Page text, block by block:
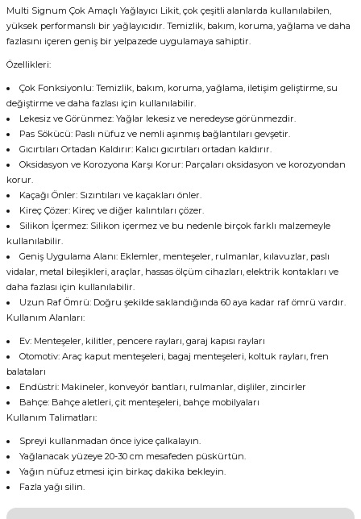
Multi Signum Çok Amaçlı Yağlayıcı Likit, çok çeşitli alanlarda kullanılabilen,
yüksek performanslı bir yağlayıcıdır. Temizlik, bakım, koruma, yağlama ve daha
fazlasını içeren geniş bir yelpazede uygulamaya sahiptir.
Özellikleri:
Çok Fonksiyonlu: Temizlik, bakım, koruma, yağlama, iletişim geliştirme, su
değiştirme ve daha fazlası için kullanılabilir.
Lekesiz ve Görünmez: Yağlar lekesiz ve neredeyse görünmezdir.
Pas Sökücü: Paslı nüfuz ve nemli aşınmış bağlantıları gevşetir.
Gıcırtıları Ortadan Kaldırır: Kalıcı gıcırtıları ortadan kaldırır.
Oksidasyon ve Korozyona Karşı Korur: Parçaları oksidasyon ve korozyondan
korur.
Kaçağı Önler: Sızıntıları ve kaçakları önler.
Kireç Çözer: Kireç ve diğer kalıntıları çözer.
Silikon İçermez: Silikon içermez ve bu nedenle birçok farklı malzemeyle
kullanılabilir.
Geniş Uygulama Alanı: Eklemler, menteşeler, rulmanlar, kılavuzlar, paslı
vidalar, metal bileşikleri, araçlar, hassas ölçüm cihazları, elektrik kontakları ve
daha fazlası için kullanılabilir.
Uzun Raf Ömrü: Doğru şekilde saklandığında 60 aya kadar raf ömrü vardır.
Kullanım Alanları:
Ev: Menteşeler, kilitler, pencere rayları, garaj kapısı rayları
Otomotiv: Araç kaput menteşeleri, bagaj menteşeleri, koltuk rayları, fren
balataları
Endüstri: Makineler, konveyör bantları, rulmanlar, dişliler, zincirler
Bahçe: Bahçe aletleri, çit menteşeleri, bahçe mobilyaları
Kullanım Talimatları:
Spreyi kullanmadan önce iyice çalkalayın.
Yağlanacak yüzeye 20-30 cm mesafeden püskürtün.
Yağın nüfuz etmesi için birkaç dakika bekleyin.
Fazla yağı silin.